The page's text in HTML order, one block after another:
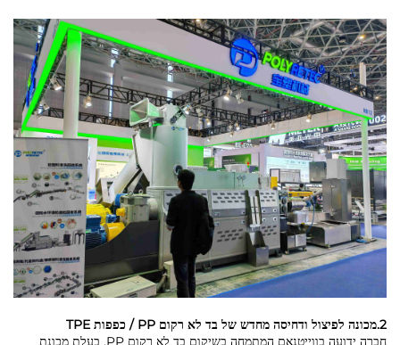
2.מכונה לפיצול ודחיסה מחדש של בד לא רקום PP / כפפות TPE